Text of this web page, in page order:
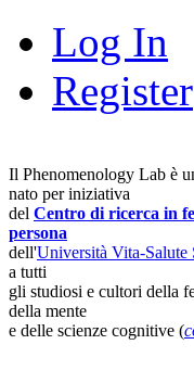
Log In
Register
Il Phenomenology Lab è
nato per iniziativa
del Centro di ricerca in
persona
dell'Università Vita-Salute
a tutti
gli studiosi e cultori della
della mente
e delle scienze cognitive (